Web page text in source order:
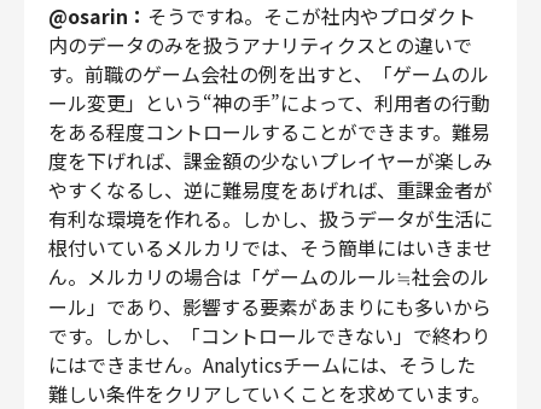
@osarin： そうですね。そこが社内やプロダクト
内のデータのみを扱うアナリティクスとの違いで
す。前職のゲーム会社の例を出すと、「ゲームのル
ール変更」という“神の手”によって、利用者の行動
をある程度コントロールすることができます。難易
度を下げれば、課金額の少ないプレイヤーが楽しみ
やすくなるし、逆に難易度をあげれば、重課金者が
有利な環境を作れる。しかし、扱うデータが生活に
根付いているメルカリでは、そう簡単にはいきませ
ん。メルカリの場合は「ゲームのルール≒社会のル
ール」であり、影響する要素があまりにも多いから
です。しかし、「コントロールできない」で終わり
にはできません。Analyticsチームには、そうした
難しい条件をクリアしていくことを求めています。